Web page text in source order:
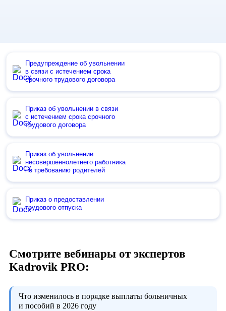
Предупреждение об увольнении
в связи с истечением срока
срочного трудового договора
Приказ об увольнении в связи
с истечением срока срочного
трудового договора
Приказ об увольнении
несовершеннолетнего работника
по требованию родителей
Приказ о предоставлении
трудового отпуска
Смотрите вебинары от экспертов
Kadrovik PRO:
Что изменилось в порядке выплаты больничных
и пособий в 2026 году